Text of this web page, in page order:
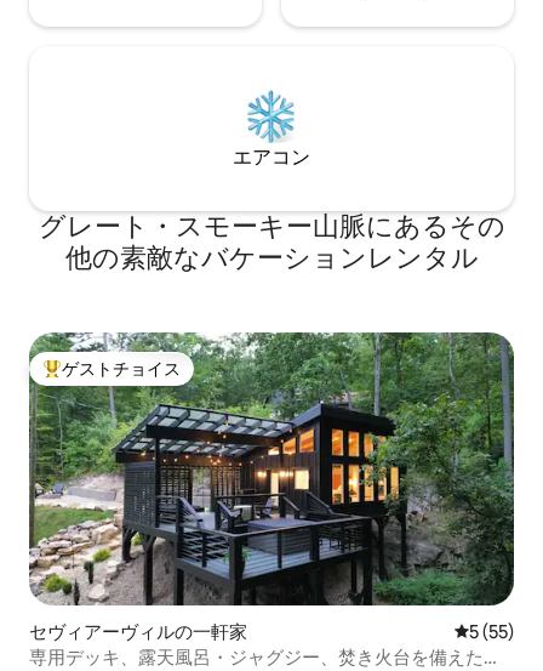
エアコン
グレート・スモーキー山脈にあるその
他の素敵なバケーションレンタル
大好評のゲストチョイスです。
ゲストチョイス
セヴィアーヴィルの一軒家 レビュー
5 (55)
専用デッキ、露天風呂・ジャグジー、焚き火台を備えたツ